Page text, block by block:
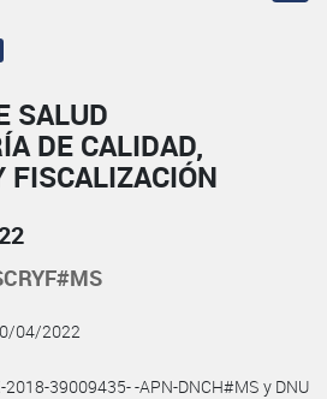
SALUD
DE CALIDAD,
FISCALIZACIÓN
04/2022
2018-39009435- -APN-DNCH#MS y DNU